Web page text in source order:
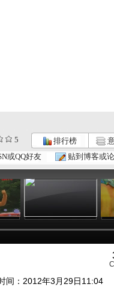
5 排行榜
或QQ好友 贴到博客或
小小智慧树...
01:26
间：2012年3月29日11:04